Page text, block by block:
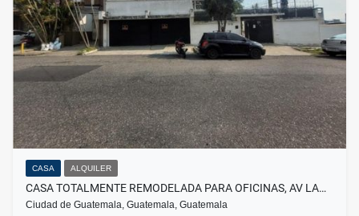
CASA ALQUILER
CASA TOTALMENTE REMODELADA PARA OFICINAS, AV LA…
Ciudad de Guatemala, Guatemala, Guatemala